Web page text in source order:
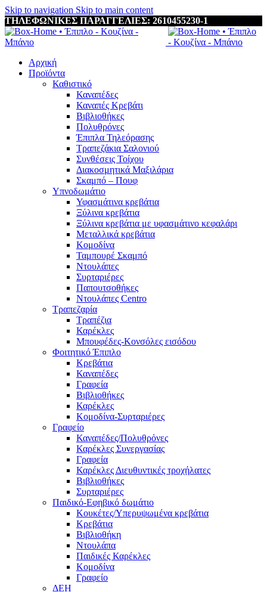
Skip to navigation Skip to main content
ΤΗΛΕΦΩΝΙΚΕΣ ΠΑΡΑΓΓΕΛΙΕΣ: 2610455230-1
Αρχική
Προϊόντα
Καθιστικό
Καναπέδες
Καναπές Κρεβάτι
Βιβλιοθήκες
Πολυθρόνες
Έπιπλα Τηλεόρασης
Τραπεζάκια Σαλονιού
Συνθέσεις Τοίχου
Διακοσμητικά Μαξιλάρια
Σκαμπό – Πουφ
Υπνοδωμάτιο
Υφασμάτινα κρεβάτια
Ξύλινα κρεβάτια
Ξύλινα κρεβάτια με υφασμάτινο κεφαλάρι
Mεταλλικά κρεβάτια
Κομοδίνα
Ταμπουρέ Σκαμπό
Ντουλάπες
Συρταριέρες
Παπουτσοθήκες
Ντουλάπες Centro
Τραπεζαρία
Τραπέζια
Καρέκλες
Μπουφέδες-Κονσόλες εισόδου
Φοιτητικό Έπιπλο
Κρεβάτια
Καναπέδες
Γραφεία
Βιβλιοθήκες
Καρέκλες
Κομοδίνα-Συρταριέρες
Γραφείο
Καναπέδες/Πολυθρὀνες
Καρέκλες Συνεργασίας
Γραφεία
Καρέκλες Διευθυντικές τροχήλατες
Βιβλιοθήκες
Συρταριέρες
Παιδικό-Εφηβικό δωμάτιο
Κουκέτες/Υπερυψωμένα κρεβάτια
Κρεβάτια
Βιβλιοθήκη
Ντουλάπα
Παιδικές Καρέκλες
Κομοδίνα
Γραφείο
ΔΕΗ